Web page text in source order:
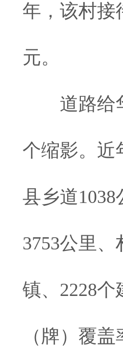
年，该村接
元。
道路给华
个缩影。近
县乡道
3753公里
镇、2228
（牌）覆